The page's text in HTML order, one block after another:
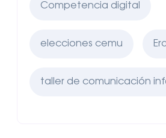
Competencia digital
elecciones cemu
taller de comunicación